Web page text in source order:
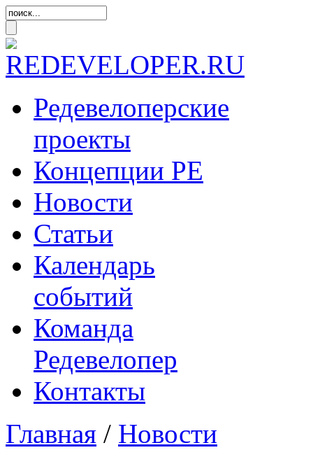
Редевелоперские
проекты
Концепции РЕ
Новости
Статьи
Календарь
событий
Команда
Редевелопер
Контакты
Главная / Новости